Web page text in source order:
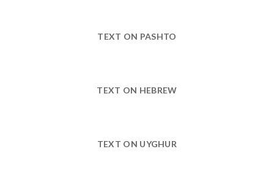
TEXT ON PASHTO
TEXT ON HEBREW
TEXT ON UYGHUR